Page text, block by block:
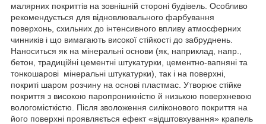
малярних покриттів на зовнішній стороні будівель. Особливо
рекомендується для відновлювального фарбування
поверхонь, схильних до інтенсивного впливу атмосферних
чинників і що вимагають високої стійкості до забруднень.
Наноситься як на мінеральні основи (як, наприклад, напр.,
бетон, традиційні цементні штукатурки, цементно-вапняні та
тонкошарові мінеральні штукатурки), так і на поверхні,
покриті шаром розчину на основі пластмас. Утворює стійке
покриття з високою паропроникністю й низькою поверхневою
вологомісткістю. Після зволоження силіконового покриття на
його поверхні проявляється ефект «відштовхування» крапель